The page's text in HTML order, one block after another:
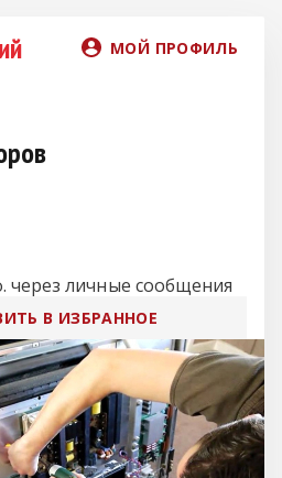
МОЙ ПРОФИЛЬ
через личные сообщения
В ИЗБРАННОЕ